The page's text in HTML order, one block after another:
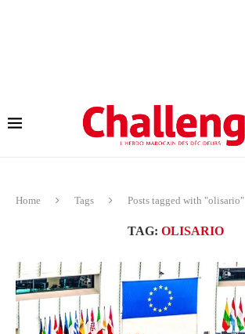
Home Tags Posts tagged with "olisario"
TAG: OLISARIO